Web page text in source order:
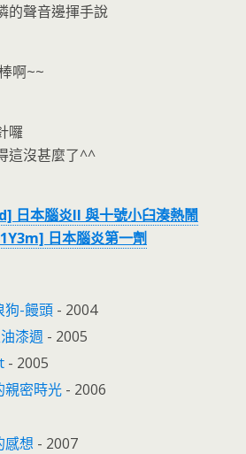
的聲音邊揮手說
啊~~
囉
這沒甚麼了^^
日本腦炎II 與十號小臼湊熱鬧
日本腦炎第一劑
狗-饅頭 - 2004
漆週 - 2005
- 2005
親密時光 - 2006
感想 - 2007